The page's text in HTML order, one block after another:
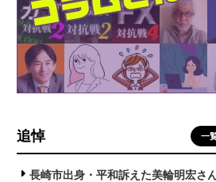
追悼 一
長崎市出身・平和訴えた美輪明宏さ